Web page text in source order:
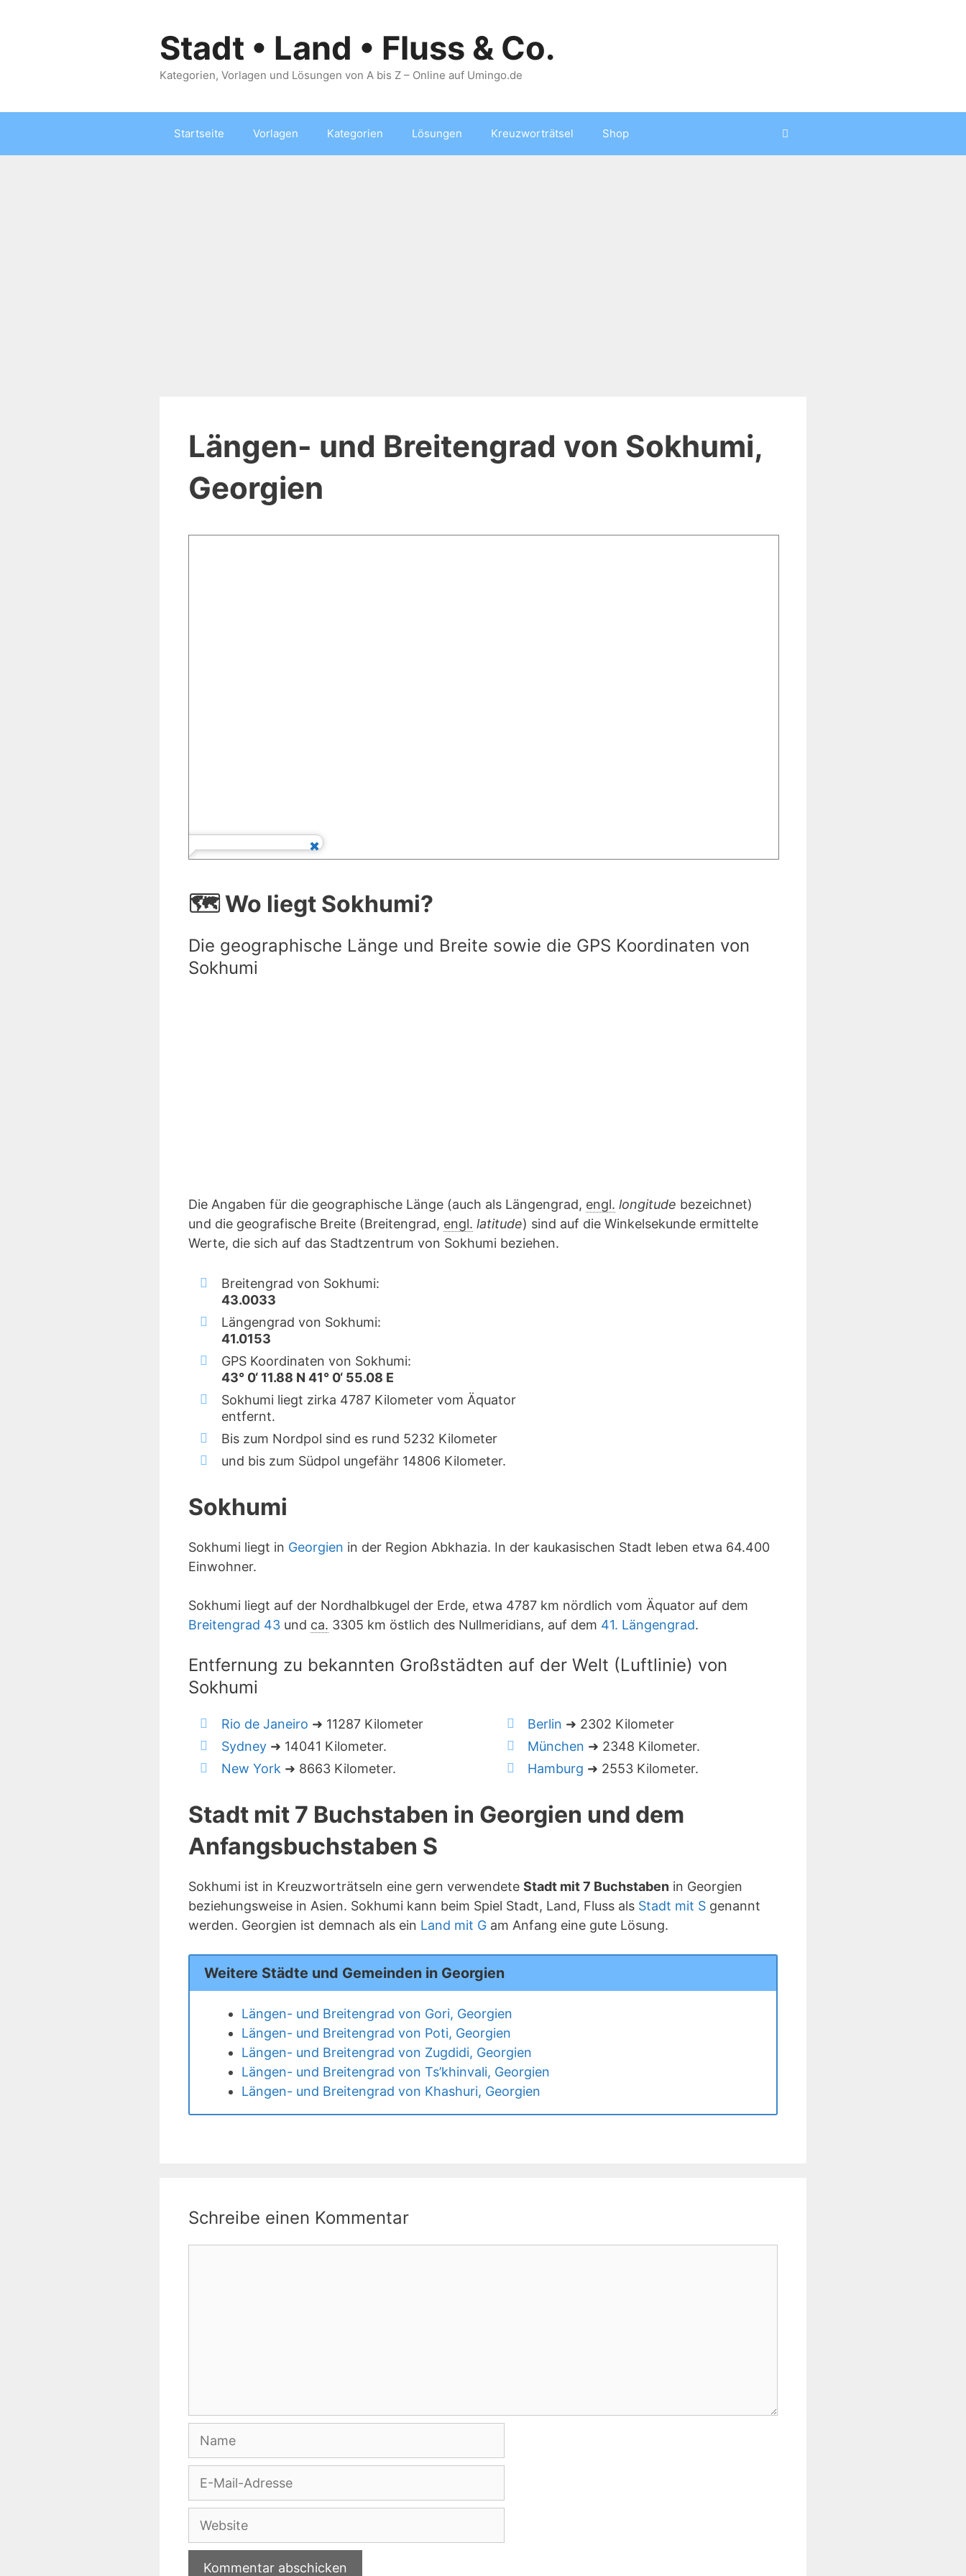
Stadt • Land • Fluss & Co.
Kategorien, Vorlagen und Lösungen von A bis Z – Online auf Umingo.de
Startseite Vorlagen Kategorien Lösungen Kreuzworträtsel Shop
Längen- und Breitengrad von Sokhumi,
Georgien
🗺️ Wo liegt Sokhumi?
Die geographische Länge und Breite sowie die GPS Koordinaten von
Sokhumi
Die Angaben für die geographische Länge (auch als Längengrad, engl. longitude bezeichnet)
und die geografische Breite (Breitengrad, engl. latitude) sind auf die Winkelsekunde ermittelte
Werte, die sich auf das Stadtzentrum von Sokhumi beziehen.
Breitengrad von Sokhumi:
43.0033
Längengrad von Sokhumi:
41.0153
GPS Koordinaten von Sokhumi:
43° 0‘ 11.88 N 41° 0‘ 55.08 E
Sokhumi liegt zirka 4787 Kilometer vom Äquator
entfernt.
Bis zum Nordpol sind es rund 5232 Kilometer
und bis zum Südpol ungefähr 14806 Kilometer.
Sokhumi
Sokhumi liegt in Georgien in der Region Abkhazia. In der kaukasischen Stadt leben etwa 64.400
Einwohner.
Sokhumi liegt auf der Nordhalbkugel der Erde, etwa 4787 km nördlich vom Äquator auf dem
Breitengrad 43 und ca. 3305 km östlich des Nullmeridians, auf dem 41. Längengrad.
Entfernung zu bekannten Großstädten auf der Welt (Luftlinie) von
Sokhumi
Rio de Janeiro ➜ 11287 Kilometer
Sydney ➜ 14041 Kilometer.
New York ➜ 8663 Kilometer.
Berlin ➜ 2302 Kilometer
München ➜ 2348 Kilometer.
Hamburg ➜ 2553 Kilometer.
Stadt mit 7 Buchstaben in Georgien und dem
Anfangsbuchstaben S
Sokhumi ist in Kreuzworträtseln eine gern verwendete Stadt mit 7 Buchstaben in Georgien
beziehungsweise in Asien. Sokhumi kann beim Spiel Stadt, Land, Fluss als Stadt mit S genannt
werden. Georgien ist demnach als ein Land mit G am Anfang eine gute Lösung.
Weitere Städte und Gemeinden in Georgien
Längen- und Breitengrad von Gori, Georgien
Längen- und Breitengrad von Poti, Georgien
Längen- und Breitengrad von Zugdidi, Georgien
Längen- und Breitengrad von Ts’khinvali, Georgien
Längen- und Breitengrad von Khashuri, Georgien
Schreibe einen Kommentar
Adresse
Website